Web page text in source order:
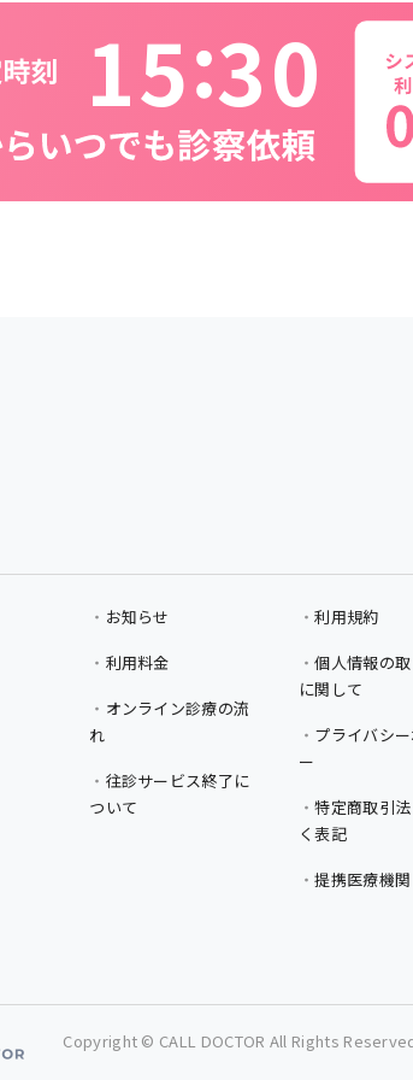
15 30
お知らせ
利用料金
オンライン診療の流
れ
往診サービス終了に
ついて
利用規約
個人情報の
に関して
プライバシ
ー
特定商取引
く表記
提携医療機関
Copyright © CALL DOCTOR All Rights